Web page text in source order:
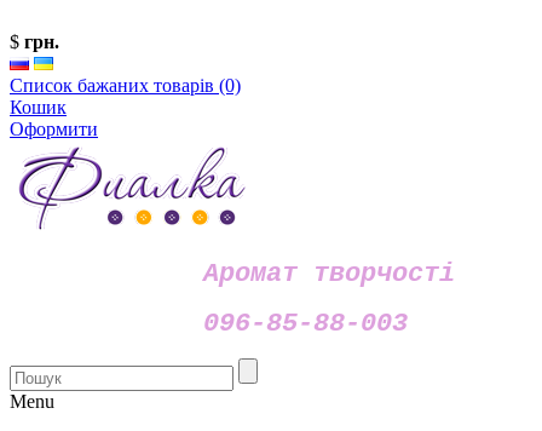
$ грн.
Список бажаних товарів (0)
Кошик
Оформити
Аромат творчості
096-85-88-003
Menu